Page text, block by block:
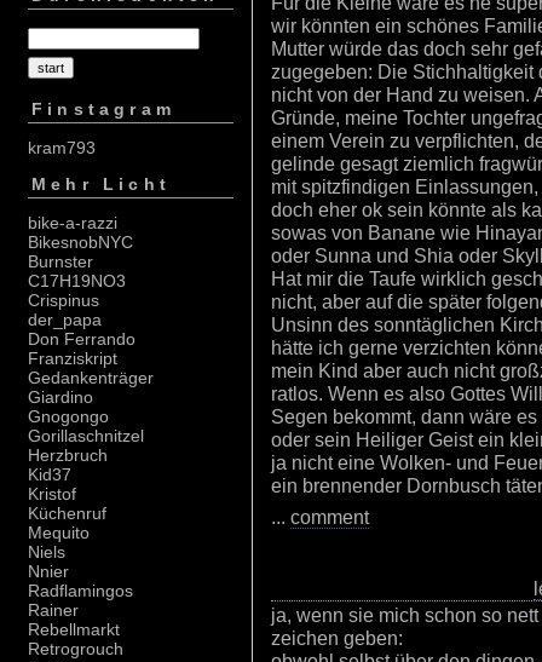
Finstagram
kram793
Mehr Licht
bike-a-razzi
BikesnobNYC
Burnster
C17H19NO3
Crispinus
der_papa
Don Ferrando
Franziskript
Gedankenträger
Giardino
Gnogongo
Gorillaschnitzel
Herzbruch
Kid37
Kristof
Küchenruf
Mequito
Niels
Nnier
Radflamingos
Rainer
Rebellmarkt
Retrogrouch
wir könnten ein schönes
Mutter würde das doch sehr
zugegeben: Die Stichhaltigkeit
nicht von der Hand zu weisen.
Gründe, meine Tochter
einem Verein zu verpflichten,
gelinde gesagt ziemlich
mit spitzfindigen
doch eher ok sein könnte als
sowas von Banane wie
oder Sunna und Shia oder
Hat mir die Taufe wirklich
nicht, aber auf die später
Unsinn des sonntäglichen
hätte ich gerne verzichten
mein Kind aber auch nicht
ratlos. Wenn es also Gottes
Segen bekommt, dann wäre
oder sein Heiliger Geist ein
ja nicht eine Wolken- und
ein brennender Dornbusch
... comment
ja, wenn sie mich schon so
zeichen geben: